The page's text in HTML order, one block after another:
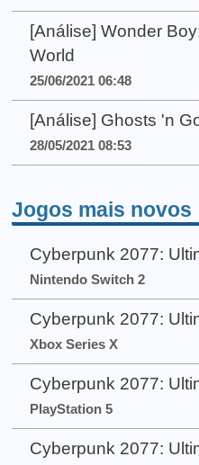
[Análise] Wonder
World
25/06/2021 06:48
[Análise] Ghosts 'n
28/05/2021 08:53
Jogos mais novos
Cyberpunk 2077:
Nintendo Switch 2
Cyberpunk 2077:
Xbox Series X
Cyberpunk 2077:
PlayStation 5
Cyberpunk 2077: